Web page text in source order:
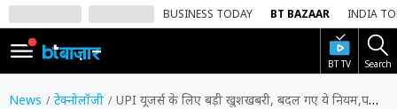
BUSINESS TODAY BT BAZAAR INDIA
BT TV Search
SIGN
IN
News टेक्नोलॉजी UPI यूजर्स के लिए बड़ी खुशखबरी, बदल गए ये नियम,पढ़िए पूरी खबर